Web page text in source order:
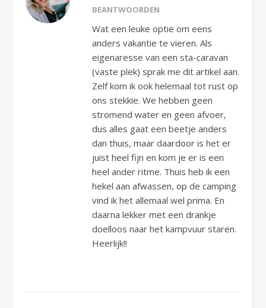
BEANTWOORDEN
Wat een leuke optie om eens
anders vakantie te vieren. Als
eigenaresse van een sta-caravan
(vaste plek) sprak me dit artikel aan.
Zelf kom ik ook helemaal tot rust op
ons stekkie. We hebben geen
stromend water en geen afvoer,
dus alles gaat een beetje anders
dan thuis, maar daardoor is het er
juist heel fijn en kom je er is een
heel ander ritme. Thuis heb ik een
hekel aan afwassen, op de camping
vind ik het allemaal wel prima. En
daarna lekker met een drankje
doelloos naar het kampvuur staren.
Heerlijk!!